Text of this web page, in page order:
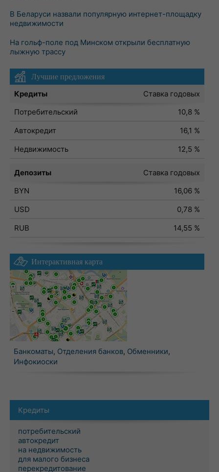
В Беларуси назвали популярную интернет-площадку
недвижимости
На гольф-поле под Минском открыли бесплатную
лыжную трассу
Лучшие предложения
Кредиты
Ставка годовых
Потребительский
10,8 %
Автокредит
16,1 %
Недвижимость
12,5 %
Депозиты
Ставка годовых
BYN
16,06 %
USD
0,78 %
RUB
14,55 %
Интерактивная карта
Банкоматы, Отделения банков, Обменники,
Инфокиоски
Кредиты
потребительский
автокредит
на недвижимость
для малого бизнеса
перекредитование